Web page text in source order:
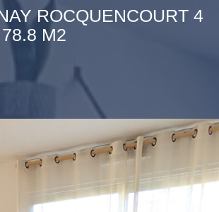
ROCQUENCOURT 4
M2